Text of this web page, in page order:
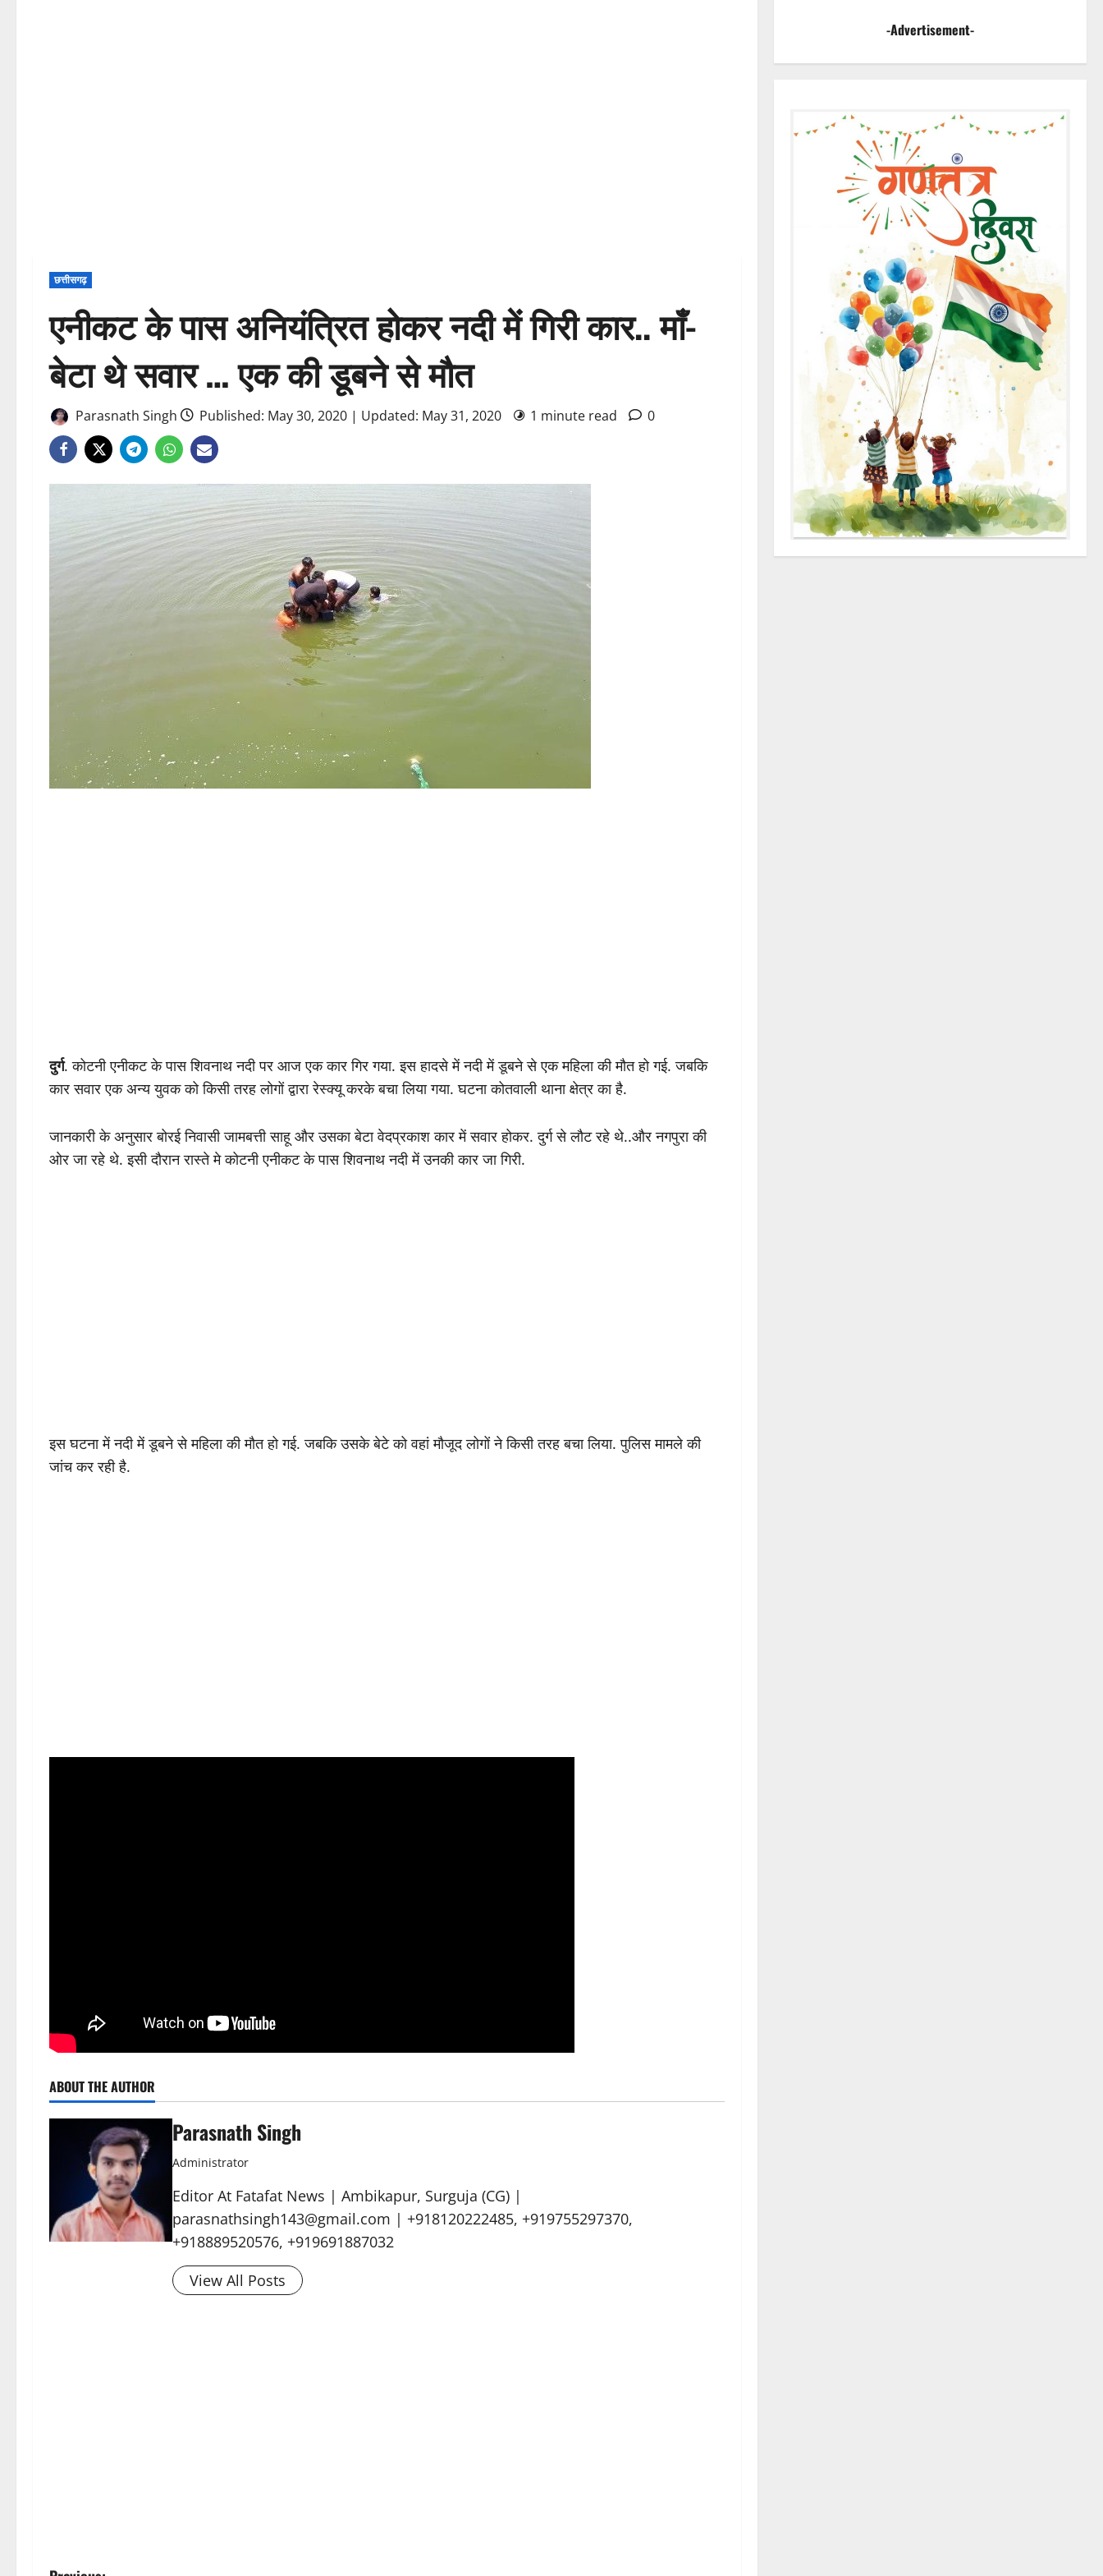
छत्तीसगढ़
एनीकट के पास अनियंत्रित होकर नदी में गिरी कार.. माँ-
बेटा थे सवार … एक की डूबने से मौत
Parasnath Singh Published: May 30, 2020 | Updated: May 31, 2020 1 minute read 0
दुर्ग. कोटनी एनीकट के पास शिवनाथ नदी पर आज एक कार गिर गया. इस हादसे में नदी में डूबने से एक महिला की मौत हो गई. जबकि
कार सवार एक अन्य युवक को किसी तरह लोगों द्वारा रेस्क्यू करके बचा लिया गया. घटना कोतवाली थाना क्षेत्र का है.
जानकारी के अनुसार बोरई निवासी जामबत्ती साहू और उसका बेटा वेदप्रकाश कार में सवार होकर. दुर्ग से लौट रहे थे..और नगपुरा की
ओर जा रहे थे. इसी दौरान रास्ते मे कोटनी एनीकट के पास शिवनाथ नदी में उनकी कार जा गिरी.
इस घटना में नदी में डूबने से महिला की मौत हो गई. जबकि उसके बेटे को वहां मौजूद लोगों ने किसी तरह बचा लिया. पुलिस मामले की
जांच कर रही है.
ABOUT THE AUTHOR
Parasnath Singh
Administrator
Editor At Fatafat News | Ambikapur, Surguja (CG) |
parasnathsingh143@gmail.com | +918120222485, +919755297370,
+918889520576, +919691887032
View All Posts
-Advertisement-